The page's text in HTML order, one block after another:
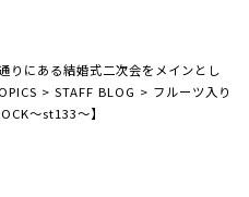
りにある結婚式二次会をメインとし
> STAFF BLOG > フルーツ入り
～st133～】